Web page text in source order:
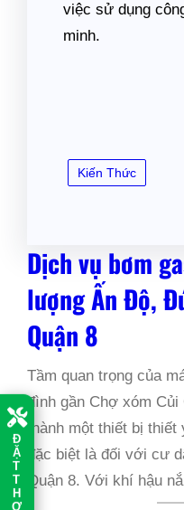
Đ
Ặ
T
T
H
Ợ
việc sử dụng
minh.
Kiến Thức
Dịch vụ bơm
lượng Ấn Độ,
Quận 8
Tầm quan trọng của
đình gần Chợ xóm
thành một thiết bị thiết
đặc biệt là đối với cư
Quận 8. Với khí hậu